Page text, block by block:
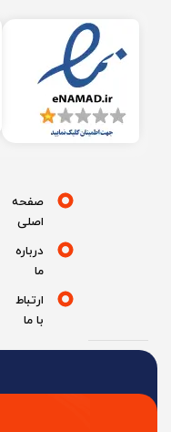
صفحه
درباره
ارتباط